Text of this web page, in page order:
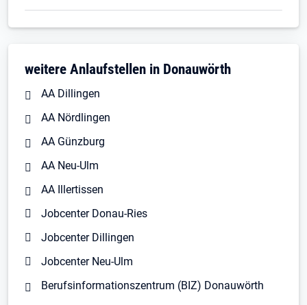
weitere Anlaufstellen in Donauwörth
AA Dillingen
AA Nördlingen
AA Günzburg
AA Neu-Ulm
AA Illertissen
Jobcenter Donau-Ries
Jobcenter Dillingen
Jobcenter Neu-Ulm
Berufsinformationszentrum (BIZ) Donauwörth